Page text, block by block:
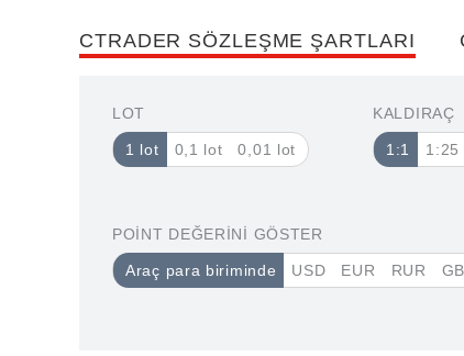
CTRADER SÖZLEŞME ŞARTLARI
LOT
1 lot 0,1 lot 0,01 lot
KALDIRAÇ
1:1 1:25
POINT DEĞERINI GÖSTER
Araç para biriminde USD EUR RUR